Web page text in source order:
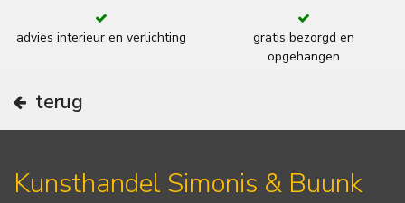
advies interieur en verlichting
gratis bezorgd en
opgehangen
terug
Kunsthandel Simonis & Buunk